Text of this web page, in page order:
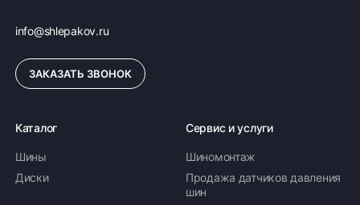
info@shlepakov.ru
ЗАКАЗАТЬ ЗВОНОК
Каталог
Шины
Диски
Сервис и услуги
Шиномонтаж
Продажа датчиков давления
шин